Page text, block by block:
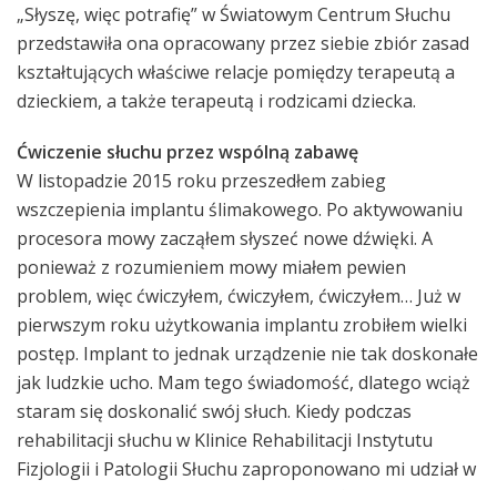
„Słyszę, więc potrafię” w Światowym Centrum Słuchu
przedstawiła ona opracowany przez siebie zbiór zasad
kształtujących właściwe relacje pomiędzy terapeutą a
dzieckiem, a także terapeutą i rodzicami dziecka.
Ćwiczenie słuchu przez wspólną zabawę
W listopadzie 2015 roku przeszedłem zabieg
wszczepienia implantu ślimakowego. Po aktywowaniu
procesora mowy zacząłem słyszeć nowe dźwięki. A
ponieważ z rozumieniem mowy miałem pewien
problem, więc ćwiczyłem, ćwiczyłem, ćwiczyłem… Już w
pierwszym roku użytkowania implantu zrobiłem wielki
postęp. Implant to jednak urządzenie nie tak doskonałe
jak ludzkie ucho. Mam tego świadomość, dlatego wciąż
staram się doskonalić swój słuch. Kiedy podczas
rehabilitacji słuchu w Klinice Rehabilitacji Instytutu
Fizjologii i Patologii Słuchu zaproponowano mi udział w